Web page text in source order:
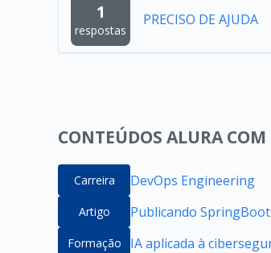
1
respostas
PRECISO DE AJUDA
CONTEÚDOS ALURA
Carreira DevOps Engineering
Artigo Publicando
Formação IA aplicada à